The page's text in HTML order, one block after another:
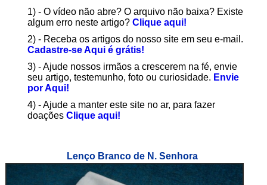
1) - O vídeo não abre? O arquivo não baixa? Existe
algum erro neste artigo? Clique aqui!
2) - Receba os artigos do nosso site em seu e-mail.
Cadastre-se Aqui é grátis!
3) - Ajude nossos irmãos a crescerem na fé, envie
seu artigo, testemunho, foto ou curiosidade. Envie
por Aqui!
4) - Ajude a manter este site no ar, para fazer
doações Clique aqui!
Lenço Branco de N. Senhora